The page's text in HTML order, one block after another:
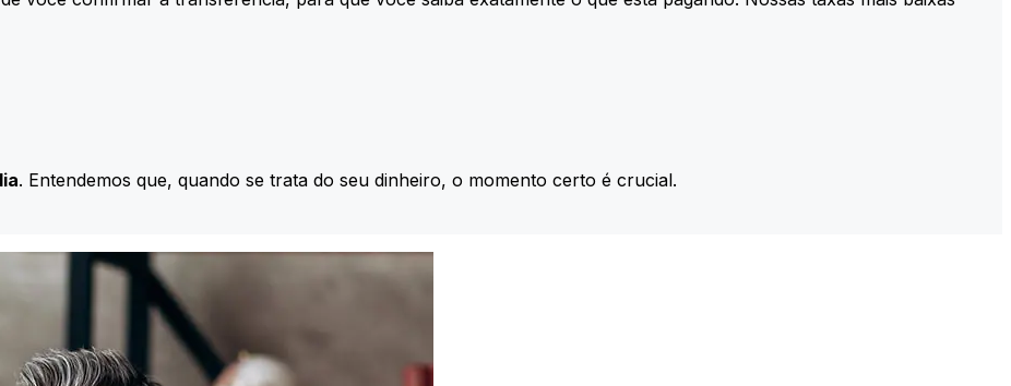
. Entendemos que, quando se trata do seu dinheiro, o momento certo é crucial.